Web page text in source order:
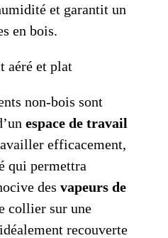
et garantit un
en bois.
aéré et plat
non-bois sont
espace de travail
efficacement,
qui permettra
des vapeurs de
collier sur une
recouverte